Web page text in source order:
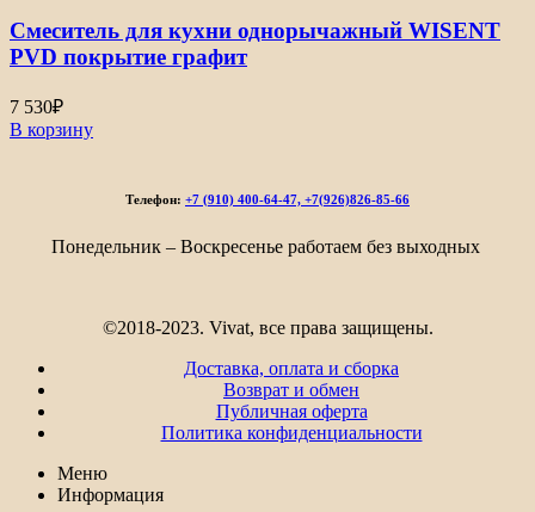
Смеситель для кухни однорычажный WISENT
PVD покрытие графит
7 530₽
В корзину
Телефон: +7 (910) 400-64-47, +7(926)826-85-66
Понедельник – Воскресенье работаем без выходных
©2018-2023. Vivat, все права защищены.
Доставка, оплата и сборка
Возврат и обмен
Публичная оферта
Политика конфиденциальности
Меню
Информация